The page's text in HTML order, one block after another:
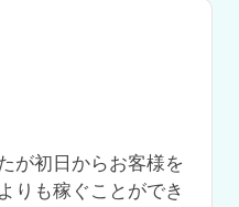
が初日からお客様を
りも稼ぐことができ